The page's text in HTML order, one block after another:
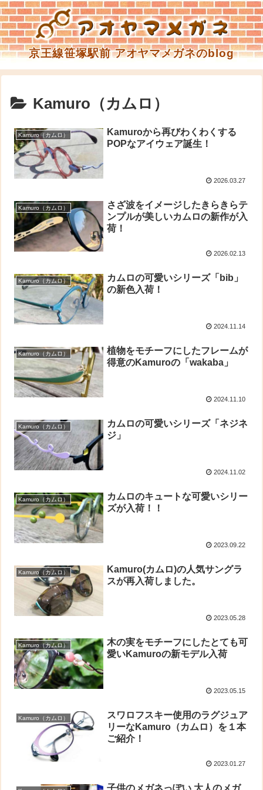
京王線笹塚駅前 アオヤマメガネのblog
Kamuro（カムロ）
Kamuro（カムロ）
Kamuroから再びわくわくする
POPなアイウェア誕生！
2026.03.27
Kamuro（カムロ）
さざ波をイメージしたきらきらテ
ンプルが美しいカムロの新作が入
荷！
2026.02.13
Kamuro（カムロ）
カムロの可愛いシリーズ「bib」
の新色入荷！
2024.11.14
Kamuro（カムロ）
植物をモチーフにしたフレームが
得意のKamuroの「wakaba」
2024.11.10
Kamuro（カムロ）
カムロの可愛いシリーズ「ネジネ
ジ」
2024.11.02
Kamuro（カムロ）
カムロのキュートな可愛いシリー
ズが入荷！！
2023.09.22
Kamuro（カムロ）
Kamuro(カムロ)の人気サングラ
スが再入荷しました。
2023.05.28
Kamuro（カムロ）
木の実をモチーフにしたとても可
愛いKamuroの新モデル入荷
2023.05.15
Kamuro（カムロ）
スワロフスキー使用のラグジュア
リーなKamuro（カムロ）を１本
ご紹介！
2023.01.27